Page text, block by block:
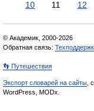
10
11 12
© Академик, 2000-2026
Обратная связь:
👣 Путешествия
Экспорт словарей на сайты ,
WordPress, MODx.